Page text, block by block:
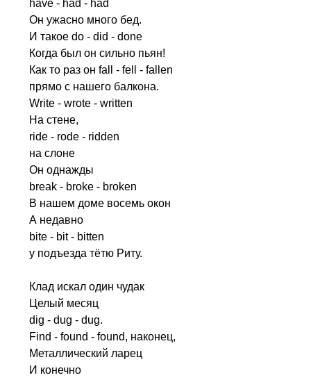
have - had - had
Он ужасно много бед.
И такое do - did - done
Когда был он сильно пьян!
Как то раз он fall - fell - fallen
прямо с нашего балкона.
Write - wrote - written
На стене,
ride - rode - ridden
на слоне
Он однажды
break - broke - broken
В нашем доме восемь окон
А недавно
bite - bit- bitten
у подъезда тётю Риту.
Клад искал один чудак
Целый месяц
dig - dug - dug.
Find - found - found, наконец,
Металлический ларец
И конечно